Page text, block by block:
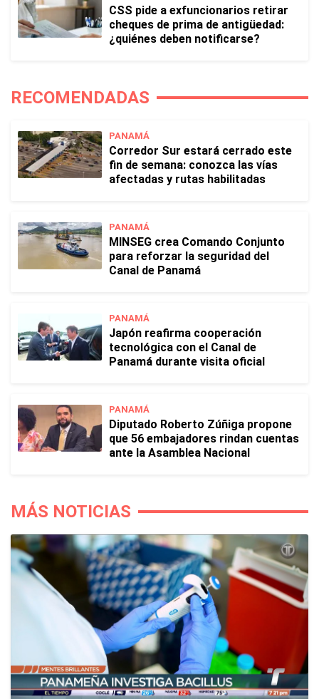
CSS pide a exfuncionarios retirar
cheques de prima de antigüedad:
¿quiénes deben notificarse?
RECOMENDADAS
PANAMÁ
Corredor Sur estará cerrado este
fin de semana: conozca las vías
afectadas y rutas habilitadas
PANAMÁ
MINSEG crea Comando Conjunto
para reforzar la seguridad del
Canal de Panamá
PANAMÁ
Japón reafirma cooperación
tecnológica con el Canal de
Panamá durante visita oficial
PANAMÁ
Diputado Roberto Zúñiga propone
que 56 embajadores rindan cuentas
ante la Asamblea Nacional
MÁS NOTICIAS